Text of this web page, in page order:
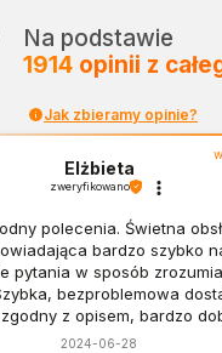
Na podstawie
1914 opinii z
Jak zbieramy opinie?
Elżbieta
zweryfikowano
polecenia. Świetna
bardzo szybko
pytania w sposób
bezproblemowa
z opisem, bardzo
jakości.
2024-06-28